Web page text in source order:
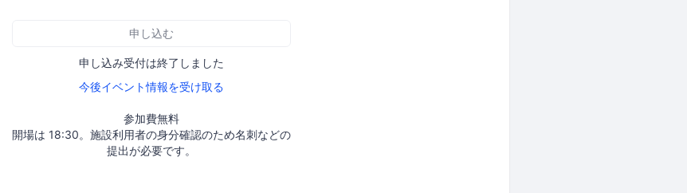
申し込む
申し込み受付は終了しました
今後イベント情報を受け取る
参加費無料
開場は 18:30。施設利用者の身分確認のため名刺などの
提出が必要です。